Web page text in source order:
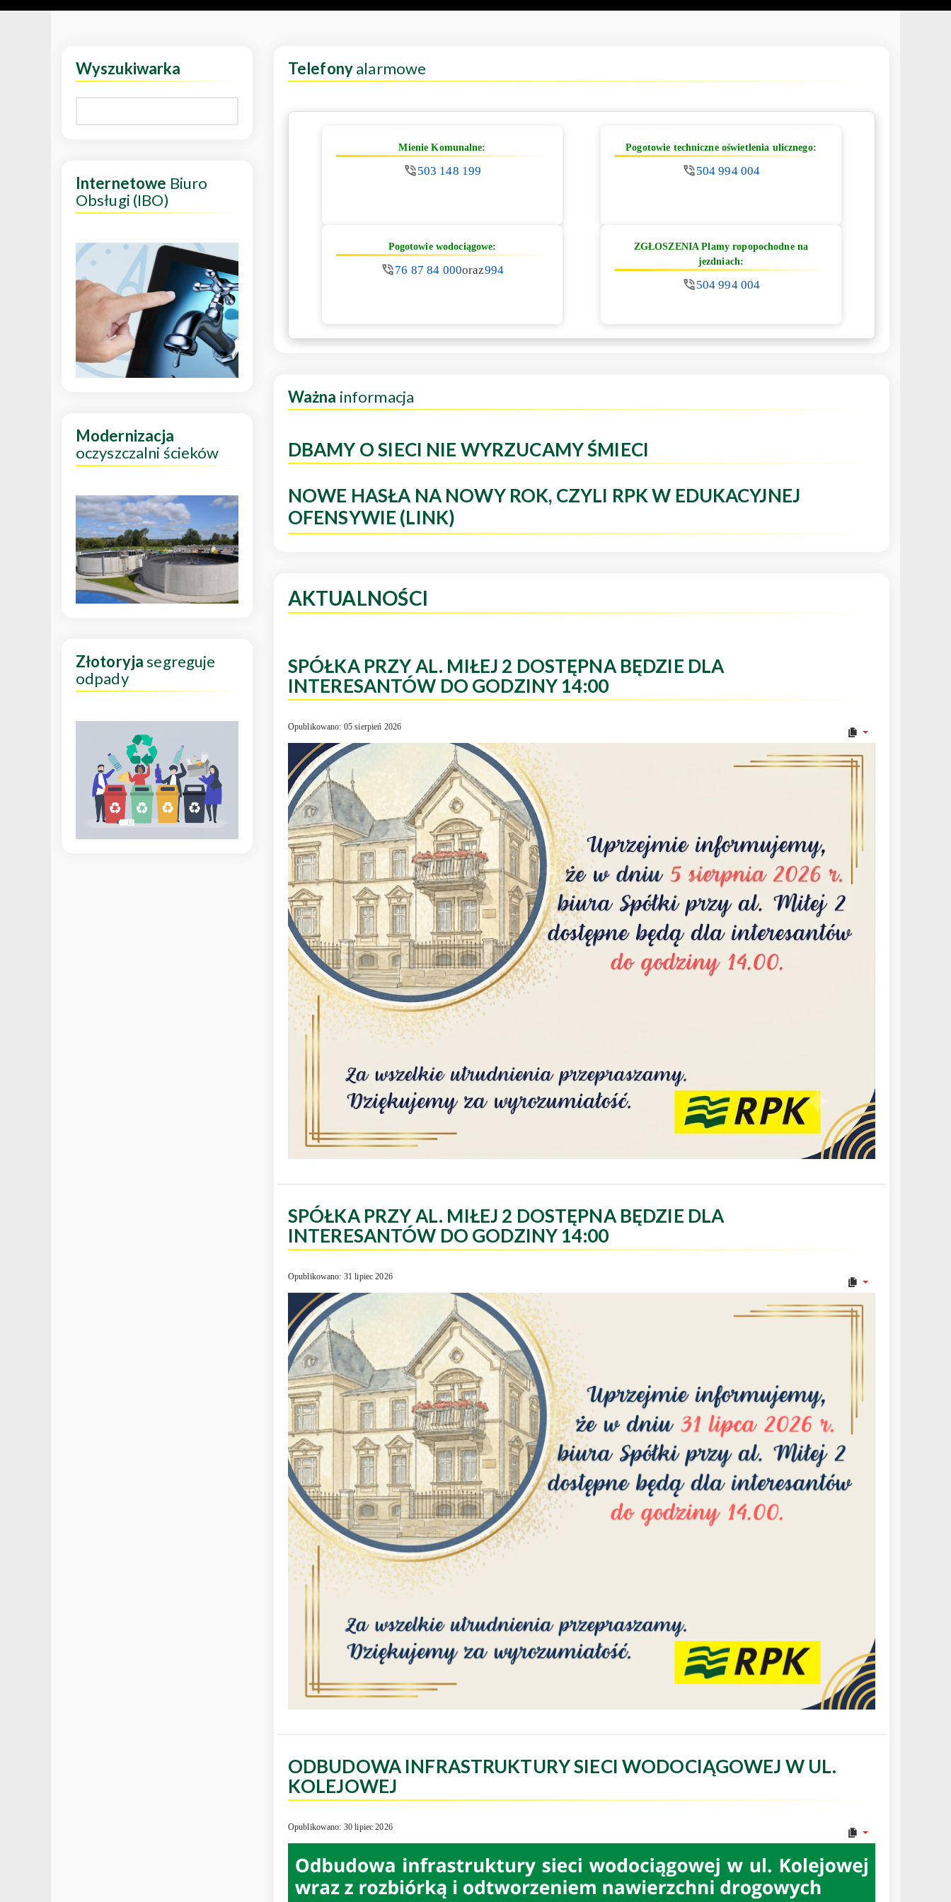
Telefonyalarmowe
Mienie Komunalne:
503 148 199
Pogotowie techniczne oświetlenia ulicznego:
504 994 004
Pogotowie wodociągowe:
76 87 84 000oraz994
ZGŁOSZENIA Plamy ropopochodne na
jezdniach:
504 994 004
Ważna informacja
DBAMY O SIECI NIE WYRZUCAMY ŚMIECI
NOWE HASŁA NA NOWY ROK, CZYLI RPK W EDUKACYJNEJ
OFENSYWIE (LINK)
AKTUALNOŚCI
SPÓŁKA PRZY AL. MIŁEJ 2 DOSTĘPNA BĘDZIE DLA
INTERESANTÓW DO GODZINY 14:00
Opublikowano: 05 sierpień 2026
SPÓŁKA PRZY AL. MIŁEJ 2 DOSTĘPNA BĘDZIE DLA
INTERESANTÓW DO GODZINY 14:00
Opublikowano: 31 lipiec 2026
ODBUDOWA INFRASTRUKTURY SIECI WODOCIĄGOWEJ W UL.
KOLEJOWEJ
Opublikowano: 30 lipiec 2026
Wyszukiwarka
Internetowe Biuro
Obsługi (IBO)
Modernizacja
oczyszczalni ścieków
Złotoryjasegreguje
odpady